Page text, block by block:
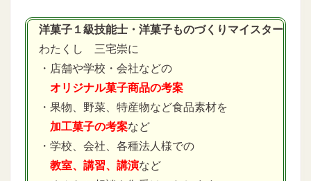
洋菓子１級技能士・洋菓子ものづくりマイスター
わたくし 三宅崇に
・店舗や学校・会社などの
オリジナル菓子商品の考案
・果物、野菜、特産物など食品素材を
加工菓子の考案など
・学校、会社、各種法人様での
教室、講習、講演など